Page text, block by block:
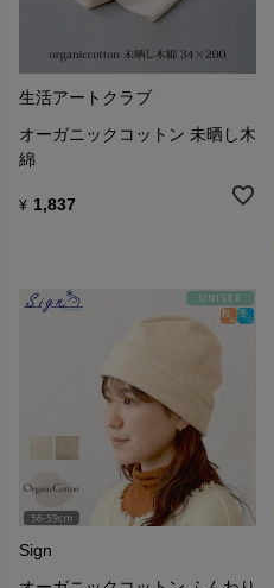
生活アートクラブ
オーガニックコットン 未晒し木
綿
¥ 1,837
Sign